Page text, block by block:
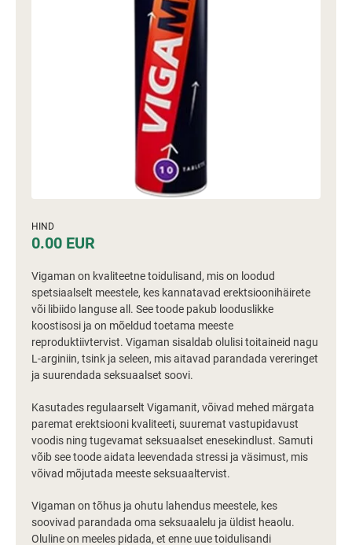
HIND
0.00 EUR
Vigaman on kvaliteetne toidulisand, mis on loodud
spetsiaalselt meestele, kes kannatavad erektsioonihäirete
või libiido languse all. See toode pakub looduslikke
koostisosi ja on mõeldud toetama meeste
reproduktiivtervist. Vigaman sisaldab olulisi toitaineid nagu
L-arginiin, tsink ja seleen, mis aitavad parandada vereringet
ja suurendada seksuaalset soovi.
Kasutades regulaarselt Vigamanit, võivad mehed märgata
paremat erektsiooni kvaliteeti, suuremat vastupidavust
voodis ning tugevamat seksuaalset enesekindlust. Samuti
võib see toode aidata leevendada stressi ja väsimust, mis
võivad mõjutada meeste seksuaaltervist.
Vigaman on tõhus ja ohutu lahendus meestele, kes
soovivad parandada oma seksuaalelu ja üldist heaolu.
Oluline on meeles pidada, et enne uue toidulisandi